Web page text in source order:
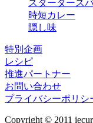
スタータース
時短カレー
隠し味
特別企画
レシピ
推進パートナー
お問い合わせ
プライバシーポリシ
Copyright © 2011